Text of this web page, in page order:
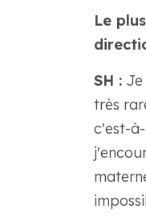
Le
SH :Je
très
c'est-